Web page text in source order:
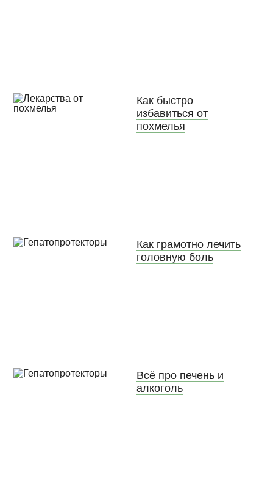
Как быстро
избавиться от
похмелья
Как грамотно лечить
головную боль
Всё про печень и
алкоголь